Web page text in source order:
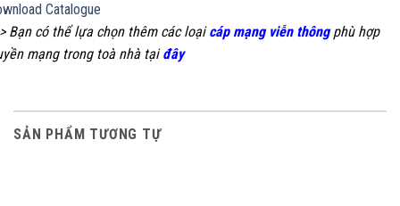
Catalogue
Bạn có thể lựa chọn thêm các loạicáp mạng viễn thôngphù hợp
mạng trong toà nhà tạiđây
SẢN PHẨM TƯƠNG TỰ